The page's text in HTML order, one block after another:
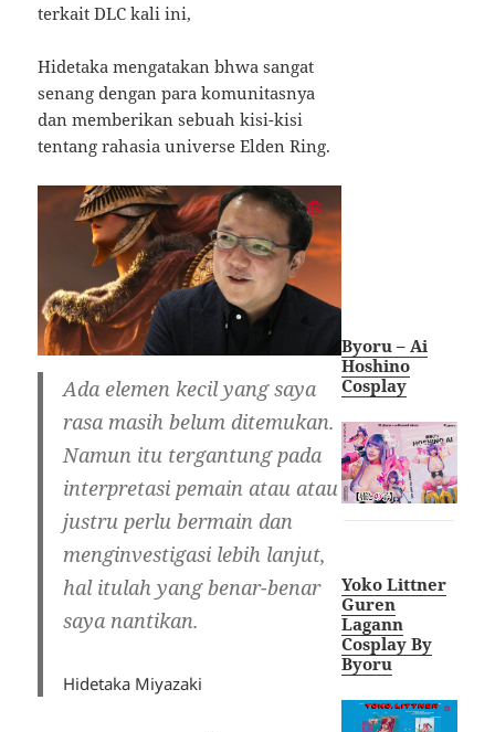
terkait DLC kali ini,
Hidetaka mengatakan bhwa sangat
senang dengan para komunitasnya
dan memberikan sebuah kisi-kisi
tentang rahasia universe Elden Ring.
Ada elemen kecil yang saya
rasa masih belum ditemukan.
Namun itu tergantung pada
interpretasi pemain atau atau
justru perlu bermain dan
menginvestigasi lebih lanjut,
hal itulah yang benar-benar
saya nantikan.
Hidetaka Miyazaki
Byoru – Ai
Hoshino
Cosplay
Yoko Littner
Guren
Lagann
Cosplay By
Byoru